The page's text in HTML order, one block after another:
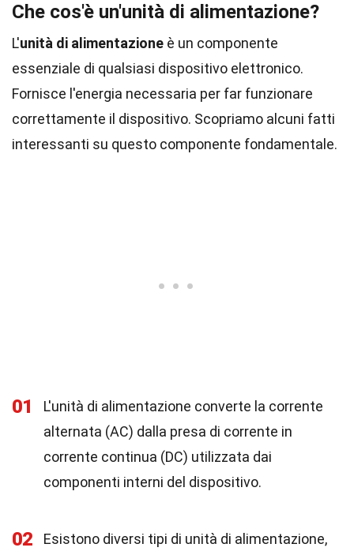
Che cos'è un'unità di alimentazione?
L'unità di alimentazione è un componente
essenziale di qualsiasi dispositivo elettronico.
Fornisce l'energia necessaria per far funzionare
correttamente il dispositivo. Scopriamo alcuni fatti
interessanti su questo componente fondamentale.
01
L'unità di alimentazione converte la corrente
alternata (AC) dalla presa di corrente in
corrente continua (DC) utilizzata dai
componenti interni del dispositivo.
02
Esistono diversi tipi di unità di alimentazione,